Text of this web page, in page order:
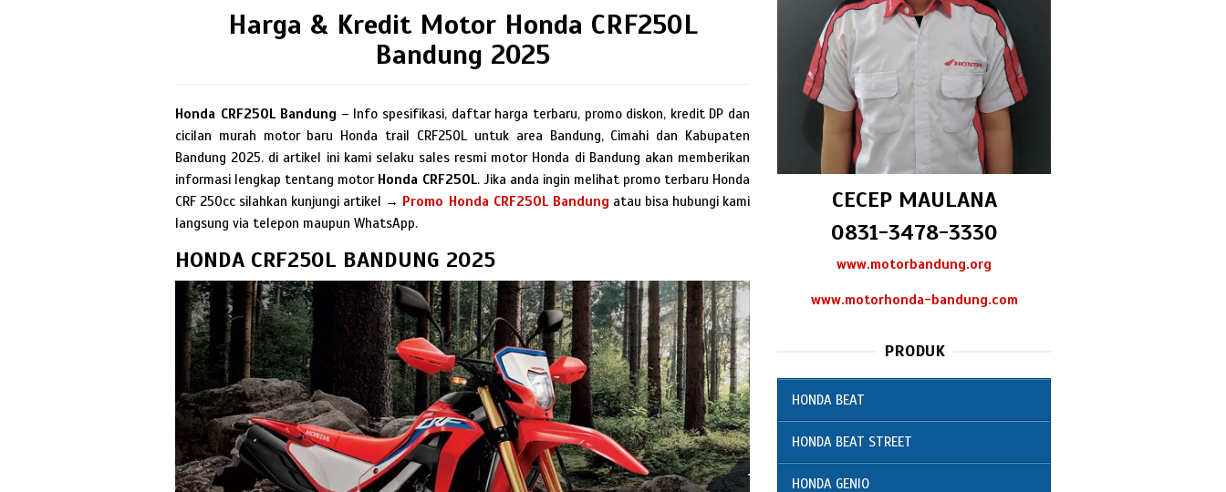
Harga & Kredit Motor Honda CRF250L
Bandung 2025
Honda CRF250L Bandung – Info spesifikasi, daftar harga terbaru, promo diskon, kredit DP dan
cicilan murah motor baru Honda trail CRF250L untuk area Bandung, Cimahi dan Kabupaten
Bandung 2025. di artikel ini kami selaku sales resmi motor Honda di Bandung akan memberikan
informasi lengkap tentang motor Honda CRF250L. Jika anda ingin melihat promo terbaru Honda
CRF 250cc silahkan kunjungi artikel → Promo Honda CRF250L Bandung atau bisa hubungi kami
langsung via telepon maupun WhatsApp.
HONDA CRF250L BANDUNG 2025
CECEP MAULANA
0831-3478-3330
www.motorbandung.org
www.motorhonda-bandung.com
PRODUK
HONDA BEAT
HONDA BEAT STREET
HONDA GENIO